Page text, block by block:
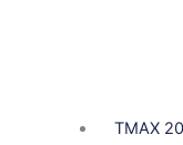
TMAX